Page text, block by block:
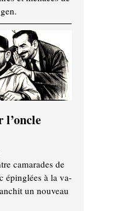
l’oncle
camarades de
épinglées à la va-
un nouveau